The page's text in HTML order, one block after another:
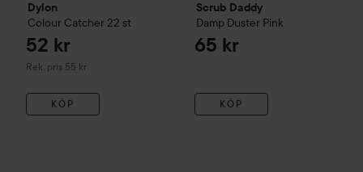
Dylon
Colour Catcher 22 st
52 kr
Rek. pris 55 kr
Rekommenderat pris 55 kr
KÖP
Scrub Daddy
Damp Duster Pink
65 kr
KÖP